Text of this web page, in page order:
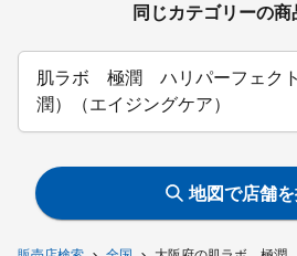
同じカテゴリーの商
肌ラボ 極潤 ハリパーフェク
潤）（エイジングケア）
地図で店舗